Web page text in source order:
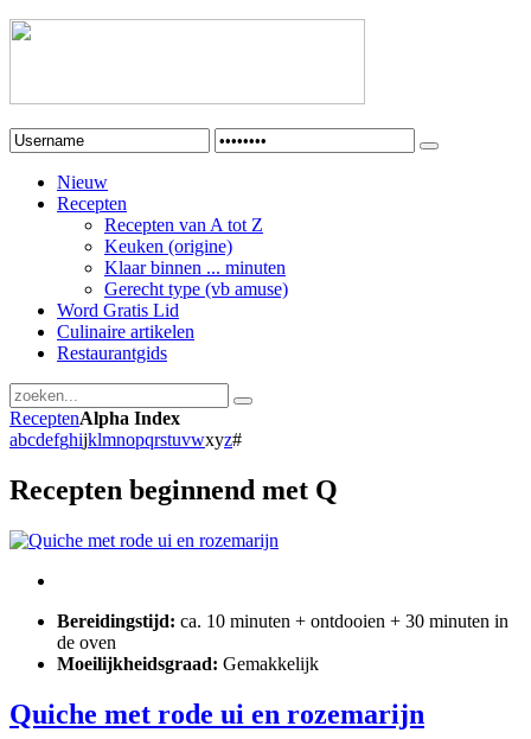
Nieuw
Recepten
Recepten van A tot Z
Keuken (origine)
Klaar binnen ... minuten
Gerecht type (vb amuse)
Word Gratis Lid
Culinaire artikelen
Restaurantgids
ReceptenAlpha Index
abcdefghijklmnopqrstuvwxyz#
Recepten beginnend met Q
Bereidingstijd: ca. 10 minuten + ontdooien + 30 minuten in
de oven
Moeilijkheidsgraad: Gemakkelijk
Quiche met rode ui en rozemarijn